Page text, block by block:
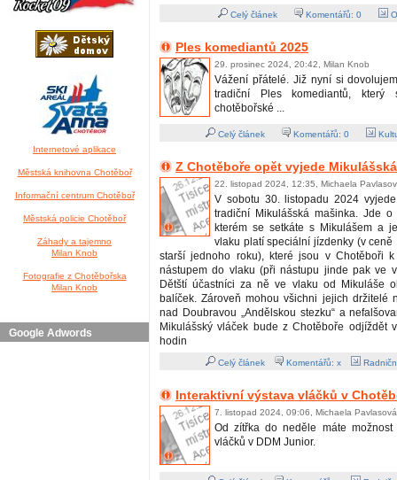
Internetové aplikace
Městská knihovna Chotěboř
Informační centrum Chotěboř
Městská policie Chotěboř
Záhady a tajemno
Milan Knob
Fotografie z Chotěbořska
Milan Knob
Google Adwords
Celý článek Komentářů: 0
Ples komediantů 2025
29. prosinec 2024, 20:42, Milan Knob
Vážení přátelé. Již nyní si
tradiční Ples komediantů, který
chotěbořské ...
Celý článek Komentářů: 0
Z Chotěboře opět vyjede
22. listopad 2024, 12:35, Michaela
V sobotu 30. listopadu 2024
tradiční Mikulášská mašinka. Jde
kterém se setkáte s Mikulášem a
vlaku platí speciální jízdenky (v ceně
starší jednoho roku), které jsou v Chotěboři
nástupem do vlaku (při nástupu jinde pak ve
Dětští účastníci za ně ve vlaku od Mikuláše
balíček. Zároveň mohou všichni jejich držitelé
nad Doubravou „Andělskou stezku“ a
Mikulášský vláček bude z Chotěboře odjíždět
hodin
Celý článek Komentářů: x
Interaktivní výstava vláčků v
7. listopad 2024, 09:06, Michaela Pavlasová
Od zítřka do neděle máte možnost
vláčků v DDM Junior.